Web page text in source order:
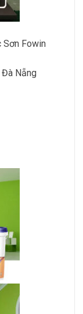
Sơn Fowin
Đà Nẵng